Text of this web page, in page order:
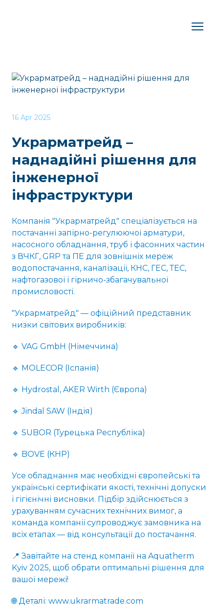
16 Apr 2025
Украрматрейд –
наднадійні рішення для
інженерної
інфраструктури
Компанія "Украрматрейд" спеціалізується на
постачанні запірно-регулюючої арматури,
насосного обладнання, труб і фасонних частин
з ВЧКГ, GRP та ПЕ для зовнішніх мереж
водопостачання, каналізації, КНС, ГЕС, ТЕС,
нафтогазової і гірничо-збагачувальної
промисловості.
"Украрматрейд" — офіційний представник
низки світових виробників:
🔹 VAG GmbH (Німеччина)
🔹 MOLECOR (Іспанія)
🔹 Hydrostal, AKER Wirth (Європа)
🔹 Jindal SAW (Індія)
🔹 SUBOR (Турецька Республіка)
🔹 BOVE (КНР)
Усе обладнання має необхідні європейські та
українські сертифікати якості, технічні допуски
і гігієнічні висновки. Підбір здійснюється з
урахуванням сучасних технічних вимог, а
команда компанії супроводжує замовника на
всіх етапах — від консультації до постачання.
📍 Завітайте на стенд компанії на Aquatherm
Kyiv 2025, щоб обрати оптимальні рішення для
вашої мережі!
🌐 Деталі: www.ukrarmatrade.com